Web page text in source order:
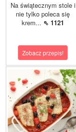
Na świątecznym stole i
nie tylko poleca się
krem... ⇖ 1121
Zobacz przepis!